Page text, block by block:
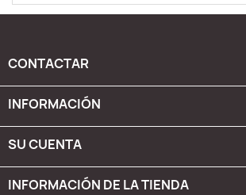
CONTACTAR
INFORMACIÓN
SU CUENTA
INFORMACIÓN DE LA TIENDA